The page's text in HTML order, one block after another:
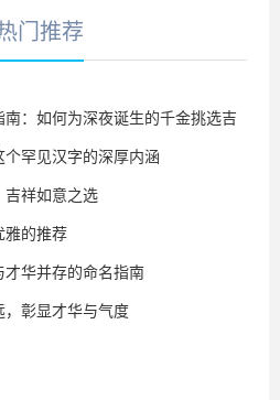
门推荐
：如何为深夜诞生的千金挑选吉
罕见汉字的深厚内涵
吉祥如意之选
雅的推荐
华并存的命名指南
，彰显才华与气度